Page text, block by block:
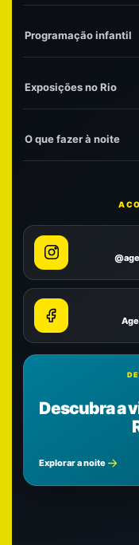
Programação infantil
Exposições no Rio
O que fazer à noite
Descubra a
Explorar a noite